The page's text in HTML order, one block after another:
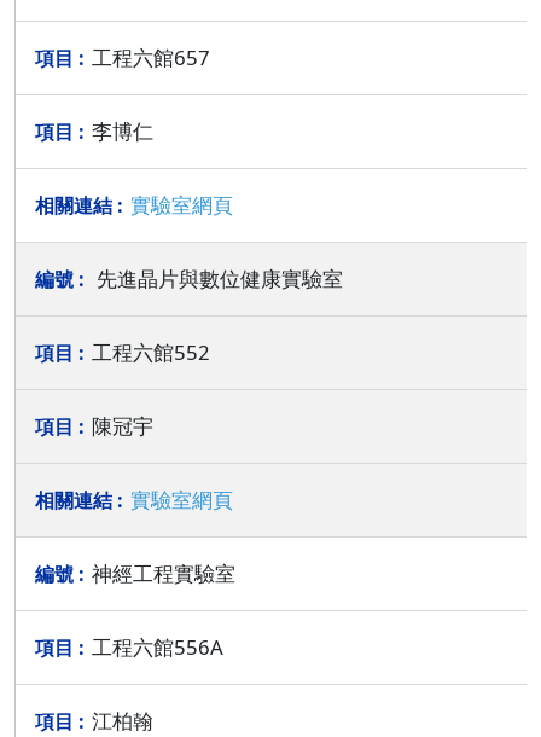
工程六館657
李博仁
實驗室網頁
先進晶片與數位健康實驗室
工程六館552
陳冠宇
實驗室網頁
神經工程實驗室
工程六館556A
江柏翰